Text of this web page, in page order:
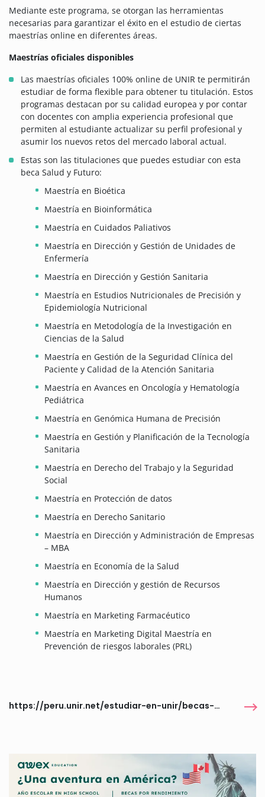
Mediante este programa, se otorgan las herramientas
necesarias para garantizar el éxito en el estudio de ciertas
maestrías online en diferentes áreas.
Maestrías oficiales disponibles
Las maestrías oficiales 100% online de UNIR te permitirán
estudiar de forma flexible para obtener tu titulación. Estos
programas destacan por su calidad europea y por contar
con docentes con amplia experiencia profesional que
permiten al estudiante actualizar su perfil profesional y
asumir los nuevos retos del mercado laboral actual.
Estas son las titulaciones que puedes estudiar con esta
beca Salud y Futuro:
Maestría en Bioética
Maestría en Bioinformática
Maestría en Cuidados Paliativos
Maestría en Dirección y Gestión de Unidades de
Enfermería
Maestría en Dirección y Gestión Sanitaria
Maestría en Estudios Nutricionales de Precisión y
Epidemiología Nutricional
Maestría en Metodología de la Investigación en
Ciencias de la Salud
Maestría en Gestión de la Seguridad Clínica del
Paciente y Calidad de la Atención Sanitaria
Maestría en Avances en Oncología y Hematología
Pediátrica
Maestría en Genómica Humana de Precisión
Maestría en Gestión y Planificación de la Tecnología
Sanitaria
Maestría en Derecho del Trabajo y la Seguridad
Social
Maestría en Protección de datos
Maestría en Derecho Sanitario
Maestría en Dirección y Administración de Empresas
– MBA
Maestría en Economía de la Salud
Maestría en Dirección y gestión de Recursos
Humanos
Maestría en Marketing Farmacéutico
Maestría en Marketing Digital Maestría en
Prevención de riesgos laborales (PRL)
https://peru.unir.net/estudiar-en-unir/becas-universitarias/salud-futuro/